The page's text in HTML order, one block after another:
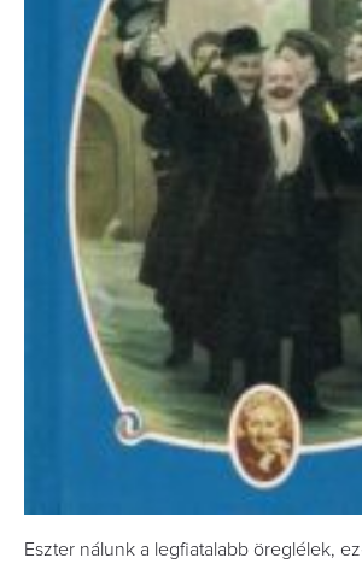
Eszter nálunk a legfiatalabb öreglélek,